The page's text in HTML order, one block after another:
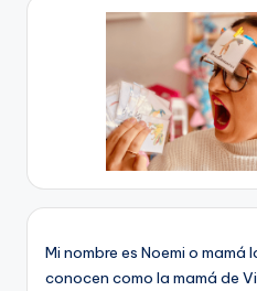
Mi nombre es Noemi o
conocen como la mamá de